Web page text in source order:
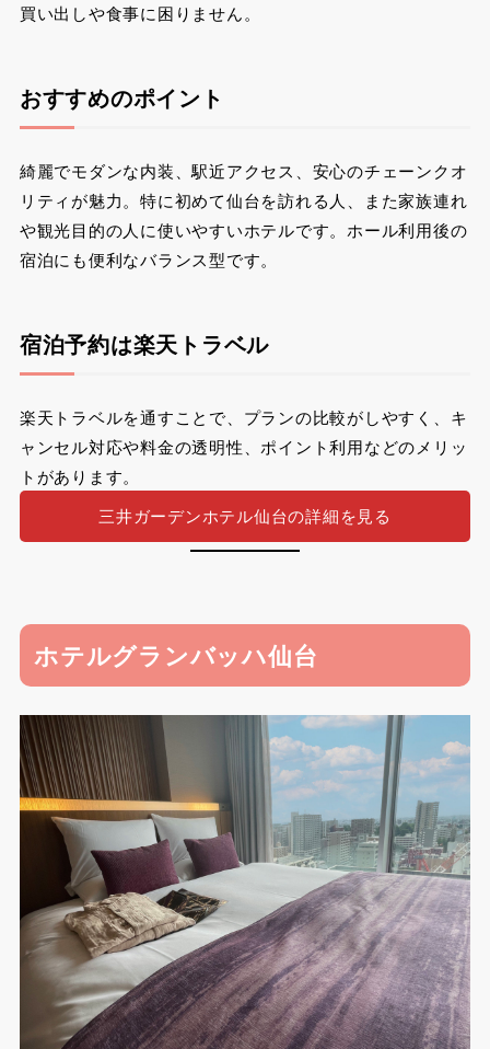
買い出しや食事に困りません。
おすすめのポイント
綺麗でモダンな内装、駅近アクセス、安心のチェーンクオ
リティが魅力。特に初めて仙台を訪れる人、また家族連れ
や観光目的の人に使いやすいホテルです。ホール利用後の
宿泊にも便利なバランス型です。
宿泊予約は楽天トラベル
楽天トラベルを通すことで、プランの比較がしやすく、キ
ャンセル対応や料金の透明性、ポイント利用などのメリッ
トがあります。
三井ガーデンホテル仙台の詳細を見る
ホテルグランバッハ仙台